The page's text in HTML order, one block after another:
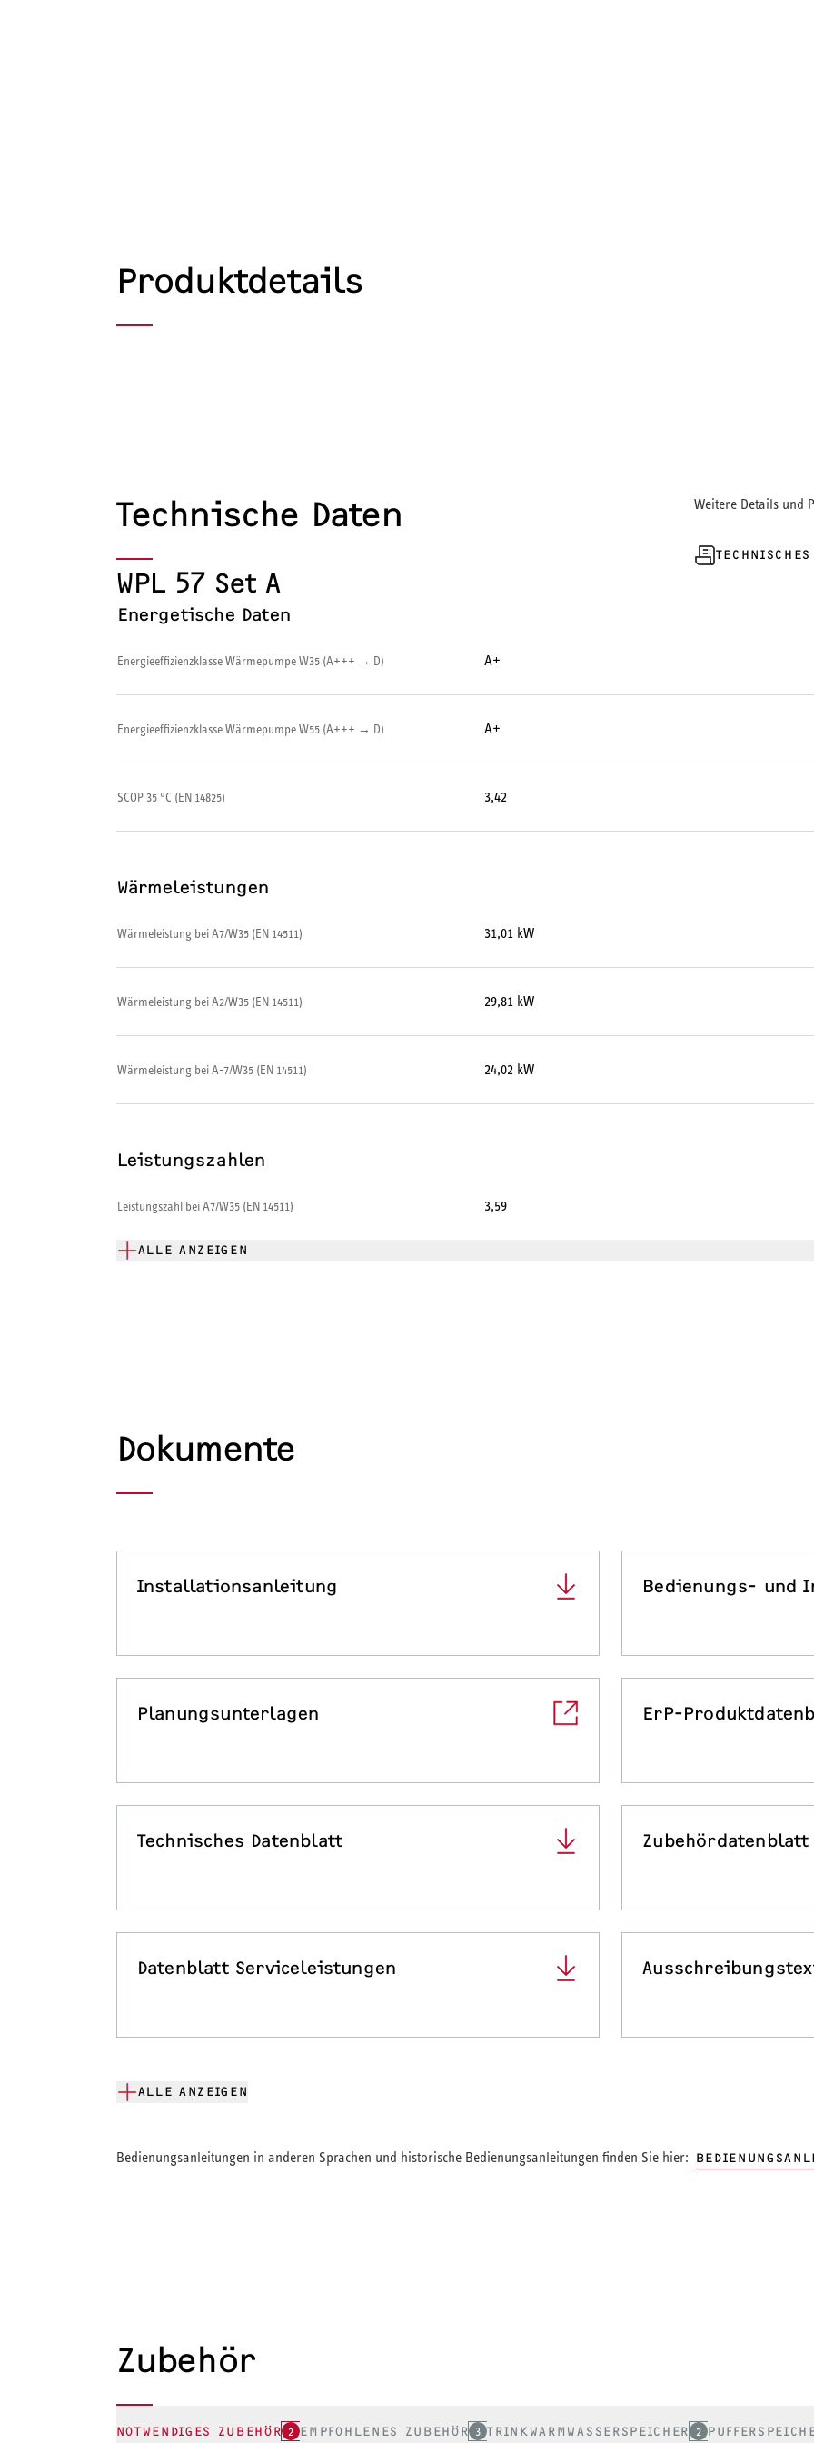
Produktdetails
Technische Daten Weitere Details und
WPL 57 Set A
Energetische Daten
Energieeffizienzklasse Wärmepumpe W35 (A+++ → D) A+
Energieeffizienzklasse Wärmepumpe W55 (A+++ → D) A+
SCOP 35 °C (EN 14825) 3,42
Wärmeleistungen
Wärmeleistung bei A7/W35 (EN 14511) 31,01 kW
Wärmeleistung bei A2/W35 (EN 14511) 29,81 kW
Wärmeleistung bei A-7/W35 (EN 14511) 24,02 kW
Leistungszahlen
Leistungszahl bei A7/W35 (EN 14511) 3,59
ALLE ANZEIGEN
Dokumente
Installationsanleitung Bedienungs- und
Planungsunterlagen ErP-
Technisches Datenblatt Zubehördatenblatt
Datenblatt Serviceleistungen
ALLE ANZEIGEN
Bedienungsanleitungen in anderen Sprachen und historische Bedienungsanleitungen finden Sie hier:
Zubehör
NOTWENDIGES ZUBEHÖR 2 EMPFOHLENES ZUBEHÖR 3 TRINKWARMWASSERSPEICHER 2